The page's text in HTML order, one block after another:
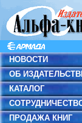
НОВОСТИ
ОБ
КАТАЛОГ
ПРОДАЖА КНИГ